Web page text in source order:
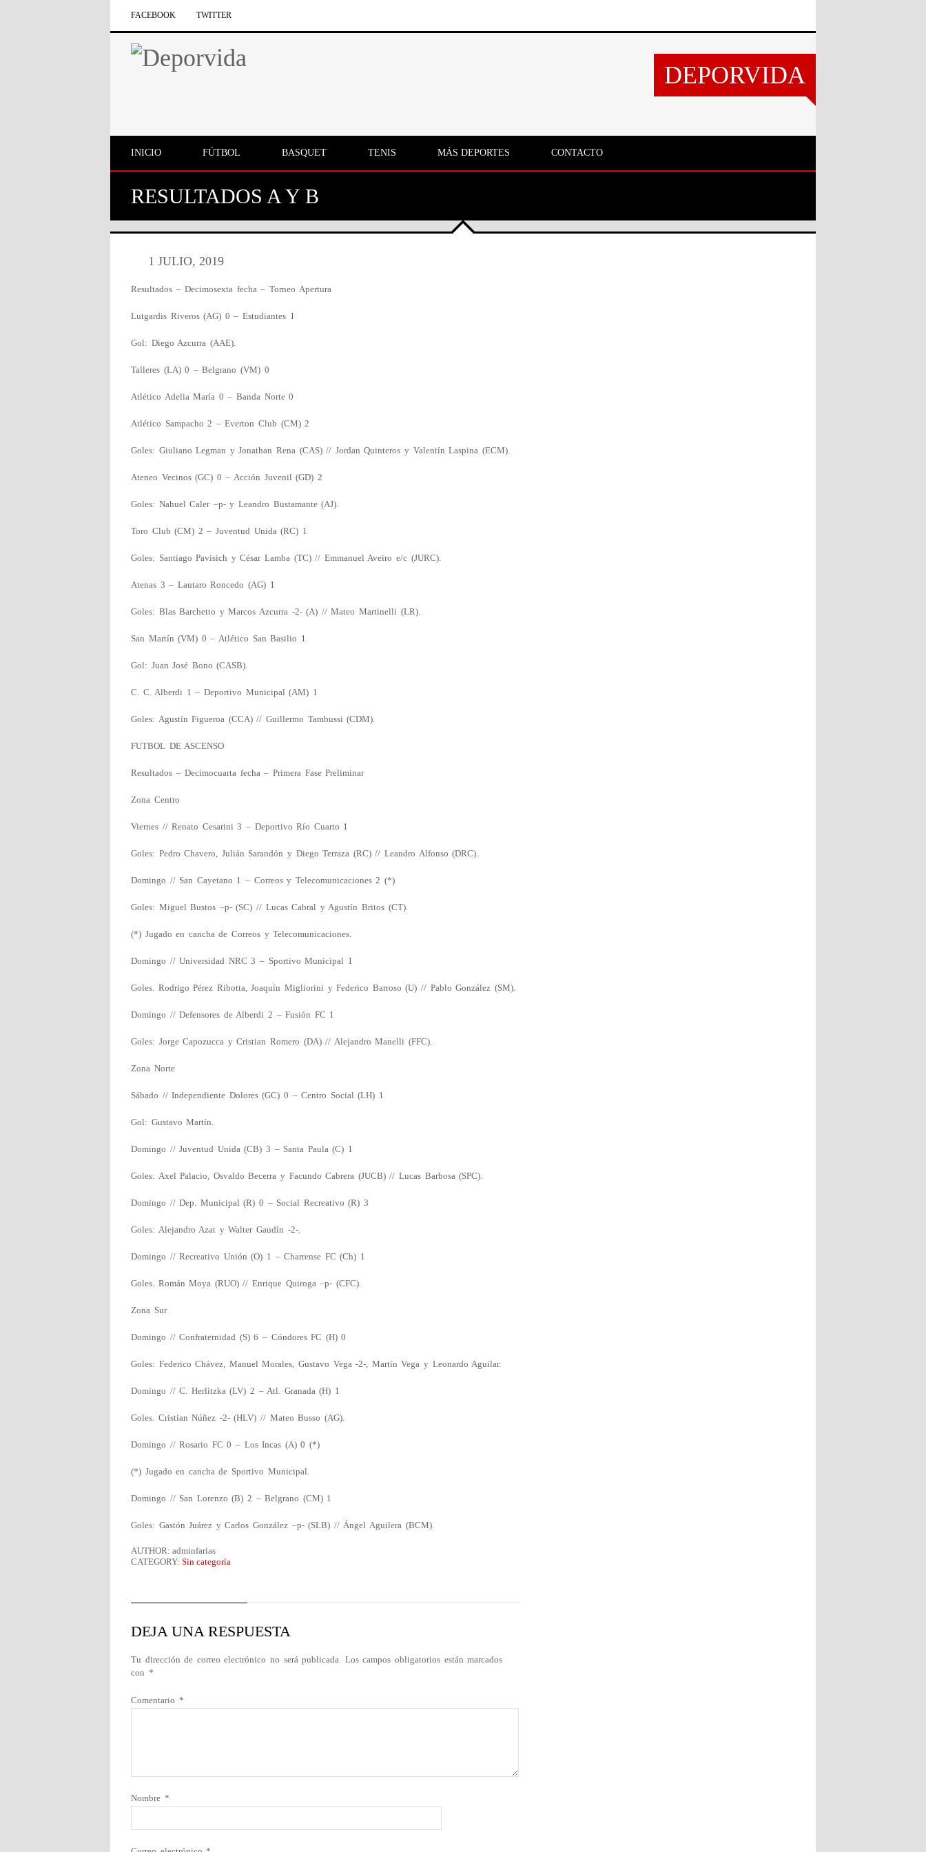
FACEBOOK TWITTER
DEPORVIDA
INICIO FÚTBOL BASQUET TENIS MÁS DEPORTES CONTACTO
RESULTADOS A Y B
1 JULIO, 2019
Resultados – Decimosexta fecha – Torneo Apertura
Lutgardis Riveros (AG) 0 – Estudiantes 1
Gol: Diego Azcurra (AAE).
Talleres (LA) 0 – Belgrano (VM) 0
Atlético Adelia María 0 – Banda Norte 0
Atlético Sampacho 2 – Everton Club (CM) 2
Goles: Giuliano Legman y Jonathan Rena (CAS) // Jordan Quinteros y Valentín Laspina (ECM).
Ateneo Vecinos (GC) 0 – Acción Juvenil (GD) 2
Goles: Nahuel Caler –p- y Leandro Bustamante (AJ).
Toro Club (CM) 2 – Juventud Unida (RC) 1
Goles: Santiago Pavisich y César Lamba (TC) // Emmanuel Aveiro e/c (JURC).
Atenas 3 – Lautaro Roncedo (AG) 1
Goles: Blas Barchetto y Marcos Azcurra -2- (A) // Mateo Martinelli (LR).
San Martín (VM) 0 – Atlético San Basilio 1
Gol: Juan José Bono (CASB).
C. C. Alberdi 1 – Deportivo Municipal (AM) 1
Goles: Agustín Figueroa (CCA) // Guillermo Tambussi (CDM).
FUTBOL DE ASCENSO
Resultados – Decimocuarta fecha – Primera Fase Preliminar
Zona Centro
Viernes // Renato Cesarini 3 – Deportivo Río Cuarto 1
Goles: Pedro Chavero, Julián Sarandón y Diego Terraza (RC) // Leandro Alfonso (DRC).
Domingo // San Cayetano 1 – Correos y Telecomunicaciones 2 (*)
Goles: Miguel Bustos –p- (SC) // Lucas Cabral y Agustín Britos (CT).
(*) Jugado en cancha de Correos y Telecomunicaciones.
Domingo // Universidad NRC 3 – Sportivo Municipal 1
Goles. Rodrigo Pérez Ribotta, Joaquín Migliorini y Federico Barroso (U) // Pablo González (SM).
Domingo // Defensores de Alberdi 2 – Fusión FC 1
Goles: Jorge Capozucca y Cristian Romero (DA) // Alejandro Manelli (FFC).
Zona Norte
Sábado // Independiente Dolores (GC) 0 – Centro Social (LH) 1
Gol: Gustavo Martín.
Domingo // Juventud Unida (CB) 3 – Santa Paula (C) 1
Goles: Axel Palacio, Osvaldo Becerra y Facundo Cabrera (JUCB) // Lucas Barbosa (SPC).
Domingo // Dep. Municipal (R) 0 – Social Recreativo (R) 3
Goles: Alejandro Azat y Walter Gaudín -2-.
Domingo // Recreativo Unión (O) 1 – Charrense FC (Ch) 1
Goles. Román Moya (RUO) // Enrique Quiroga –p- (CFC).
Zona Sur
Domingo // Confraternidad (S) 6 – Cóndores FC (H) 0
Goles: Federico Chávez, Manuel Morales, Gustavo Vega -2-, Martín Vega y Leonardo Aguilar.
Domingo // C. Herlitzka (LV) 2 – Atl. Granada (H) 1
Goles. Cristian Núñez -2- (HLV) // Mateo Busso (AG).
Domingo // Rosario FC 0 – Los Incas (A) 0 (*)
(*) Jugado en cancha de Sportivo Municipal.
Domingo // San Lorenzo (B) 2 – Belgrano (CM) 1
Goles: Gastón Juárez y Carlos González –p- (SLB) // Ángel Aguilera (BCM).
AUTHOR: adminfarias
CATEGORY: Sin categoría
DEJA UNA RESPUESTA
Tu dirección de correo electrónico no será publicada. Los campos obligatorios están marcados
con *
Comentario *
Nombre *